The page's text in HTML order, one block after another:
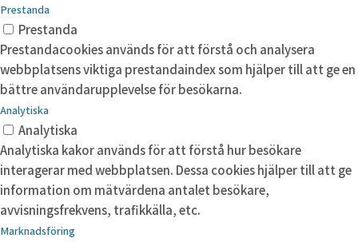
Prestanda
Prestanda
Prestandacookies används för att förstå och analysera
webbplatsens viktiga prestandaindex som hjälper till att ge en
bättre användarupplevelse för besökarna.
Analytiska
Analytiska
Analytiska kakor används för att förstå hur besökare
interagerar med webbplatsen. Dessa cookies hjälper till att ge
information om mätvärdena antalet besökare,
avvisningsfrekvens, trafikkälla, etc.
Marknadsföring